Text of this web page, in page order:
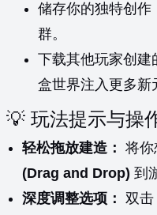
储存你的独特创作
群。
下载其他玩家创建
盒世界注入更多新
💡 玩法提示与操
轻松拖放建造： 将你
(Drag and Drop) 到
深度调整选项： 双击